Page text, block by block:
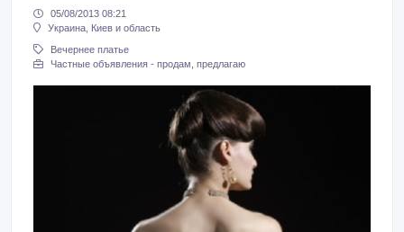
05/08/2013 08:21
Украина, Киев и область
Вечернее платье
Частные объявления - продам, предлагаю